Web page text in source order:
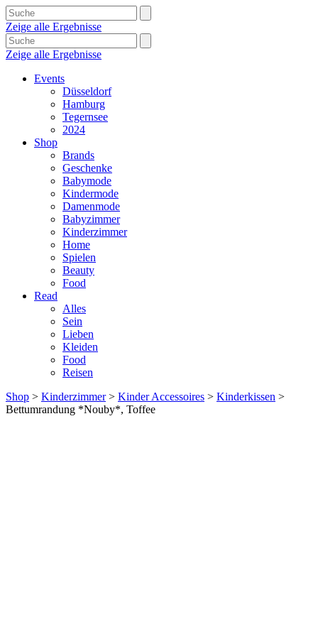
Zeige alle Ergebnisse
Zeige alle Ergebnisse
Events
Düsseldorf
Hamburg
Tegernsee
2024
Shop
Brands
Geschenke
Babymode
Kindermode
Damenmode
Babyzimmer
Kinderzimmer
Home
Spielen
Beauty
Food
Read
Alles
Sein
Lieben
Kleiden
Food
Reisen
Shop > Kinderzimmer> Kinder Accessoires > Kinderkissen >
Bettumrandung *Nouby*, Toffee